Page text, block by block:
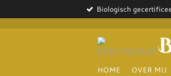
Biologisch
HOME OVER MIJ